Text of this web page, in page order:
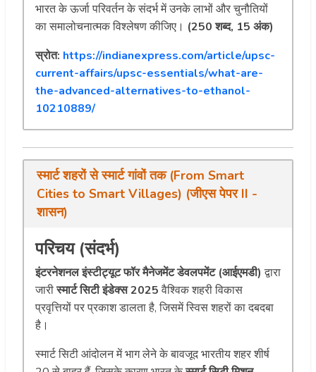
भारत के ऊर्जा परिवर्तन के संदर्भ में उनके लाभों और चुनौतियों
का समालोचनात्मक विश्लेषण कीजिए। (250 शब्द, 15 अंक)
स्रोत: https://indianexpress.com/article/upsc-
current-affairs/upsc-essentials/what-are-
the-advanced-alternatives-to-ethanol-
10210889/
स्मार्ट शहरों से स्मार्ट गांवों तक (From Smart
Cities to Smart Villages) (जीएस पेपर II -
शासन)
परिचय (संदर्भ)
इंटरनेशनल इंस्टीट्यूट फॉर मैनेजमेंट डेवलपमेंट (आईएमडी)द्वारा
जारीस्मार्ट सिटी इंडेक्स 2025वैश्विक शहरी विकास
प्रवृत्तियों पर प्रकाश डालता है, जिसमें स्विस शहरों का दबदबा
है।
स्मार्ट सिटी आंदोलन में भाग लेने के बावजूद भारतीय शहर शीर्ष